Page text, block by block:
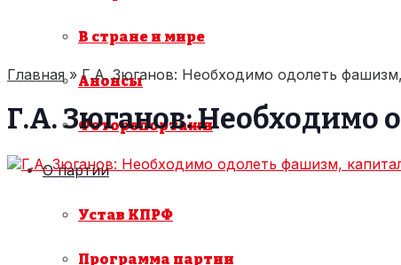
В стране и мире
Анонсы
Фоторепортажи
О партии
Устав КПРФ
Программа партии
Главная»Г.А. Зюганов: Необходимо одолеть
Г.А. Зюганов: Необходимо